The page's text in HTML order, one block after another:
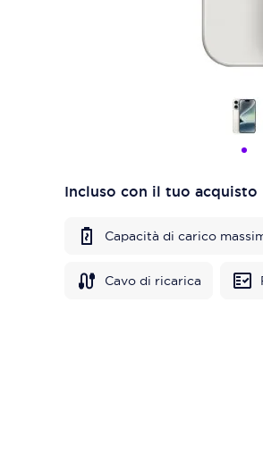
Incluso con il tuo acquisto
Capacità di carico
Cavo di ricarica